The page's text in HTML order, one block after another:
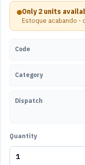
Only 2 units
Estoque acabando -
Code
Category
Dispatch
Quantity